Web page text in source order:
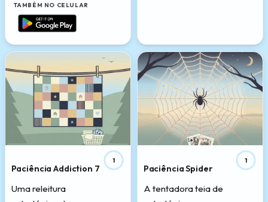
TAMBÉM NO CELULAR
Paciência Addiction 7
Uma releitura
1
Paciência Spider
A tentadora teia de
1